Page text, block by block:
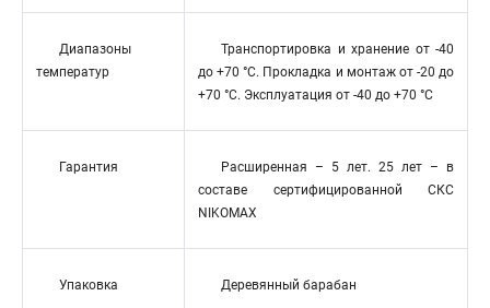
Диапазоны
температур
Транспортировка и хранение от -40
до +70 °C. Прокладка и монтаж от -20 до
+70 °C. Эксплуатация от -40 до +70 °C
Гарантия
Расширенная – 5 лет. 25 лет – в
составе сертифицированной СКС
NIKOMAX
Упаковка Деревянный барабан